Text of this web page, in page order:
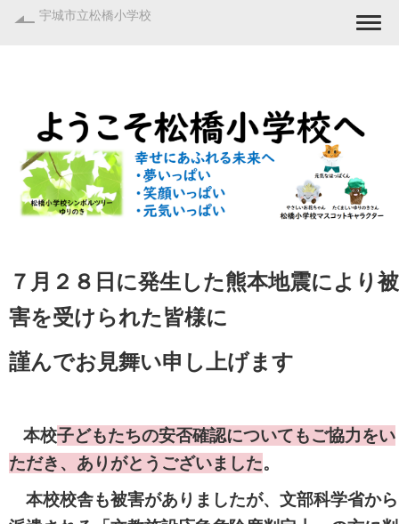
宇城市立松橋小学校
７月２８日に発生した熊本地震により被
害を受けられた皆様に
謹んでお見舞い申し上げます
本校子どもたちの安否確認についてもご協力をい
ただき、ありがとうございました。
本校校舎も被害がありましたが、文部科学省から